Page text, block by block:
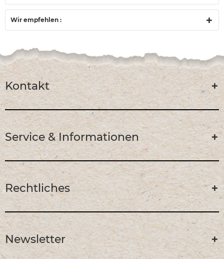
Wir empfehlen :
Kontakt
Service & Informationen
Rechtliches
Newsletter